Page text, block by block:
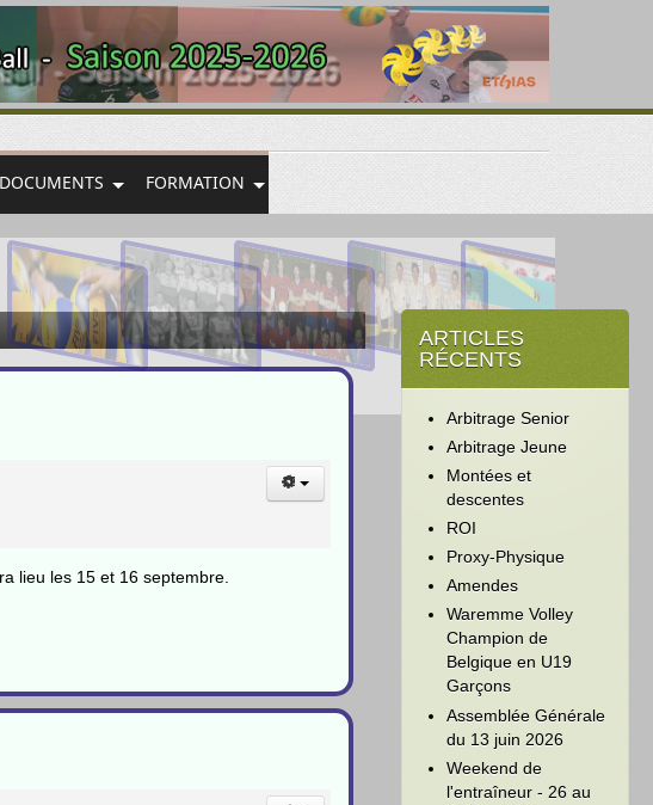
DOCUMENTS FORMATION
lieu les 15 et 16 septembre.
ARTICLES
RÉCENTS
Arbitrage Senior
Arbitrage Jeune
Montées et
descentes
ROI
Proxy-Physique
Amendes
Waremme Volley
Champion de
Belgique en U19
Garçons
Assemblée Générale
du 13 juin 2026
Weekend de
l'entraîneur - 26 au